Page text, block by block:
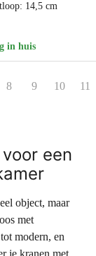
14,5 cm
in huis
8 9 10 11
een
object, maar
met
modern, en
je kranen met